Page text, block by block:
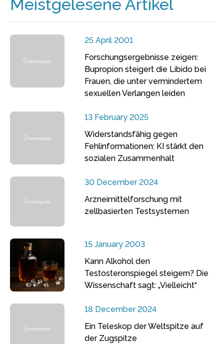
Meistgelesene Artikel
25 April 2001
Forschungsergebnisse zeigen:
Bupropion steigert die Libido bei
Frauen, die unter vermindertem
sexuellen Verlangen leiden
13 February 2025
Widerstandsfähig gegen
Fehlinformationen: KI stärkt den
sozialen Zusammenhalt
30 December 2024
Arzneimittelforschung mit
zellbasierten Testsystemen
15 January 2003
Kann Alkohol den
Testosteronspiegel steigern? Die
Wissenschaft sagt: „Vielleicht“
18 December 2024
Ein Teleskop der Weltspitze auf
der Zugspitze